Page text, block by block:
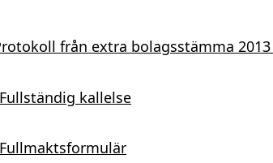
från extra bolagsstämma
Fullständig kallelse
Fullmaktsformulär